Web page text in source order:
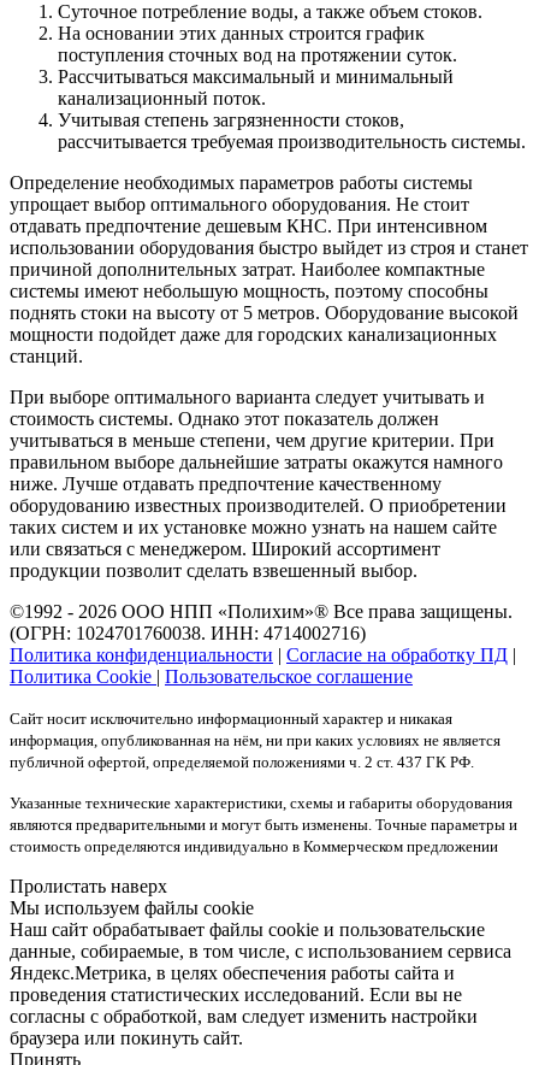
Суточное потребление воды, а также объем стоков.
На основании этих данных строится график
поступления сточных вод на протяжении суток.
Рассчитываться максимальный и минимальный
канализационный поток.
Учитывая степень загрязненности стоков,
рассчитывается требуемая производительность системы.
Определение необходимых параметров работы системы
упрощает выбор оптимального оборудования. Не стоит
отдавать предпочтение дешевым КНС. При интенсивном
использовании оборудования быстро выйдет из строя и станет
причиной дополнительных затрат. Наиболее компактные
системы имеют небольшую мощность, поэтому способны
поднять стоки на высоту от 5 метров. Оборудование высокой
мощности подойдет даже для городских канализационных
станций.
При выборе оптимального варианта следует учитывать и
стоимость системы. Однако этот показатель должен
учитываться в меньше степени, чем другие критерии. При
правильном выборе дальнейшие затраты окажутся намного
ниже. Лучше отдавать предпочтение качественному
оборудованию известных производителей. О приобретении
таких систем и их установке можно узнать на нашем сайте
или связаться с менеджером. Широкий ассортимент
продукции позволит сделать взвешенный выбор.
©1992 - 2026 ООО НПП «Полихим»® Все права защищены.
(ОГРН: 1024701760038. ИНН: 4714002716)
Политика конфиденциальности | Согласие на обработку ПД |
Политика Cookie | Пользовательское соглашение
Сайт носит исключительно информационный характер и никакая
информация, опубликованная на нём, ни при каких условиях не является
публичной офертой, определяемой положениями ч. 2 ст. 437 ГК РФ.
Указанные технические характеристики, схемы и габариты оборудования
являются предварительными и могут быть изменены. Точные параметры и
стоимость определяются индивидуально в Коммерческом предложении
Пролистать наверх
Мы используем файлы cookie
Наш сайт обрабатывает файлы cookie и пользовательские
данные, собираемые, в том числе, с использованием сервиса
Яндекс.Метрика, в целях обеспечения работы сайта и
проведения статистических исследований. Если вы не
согласны с обработкой, вам следует изменить настройки
браузера или покинуть сайт.
Принять